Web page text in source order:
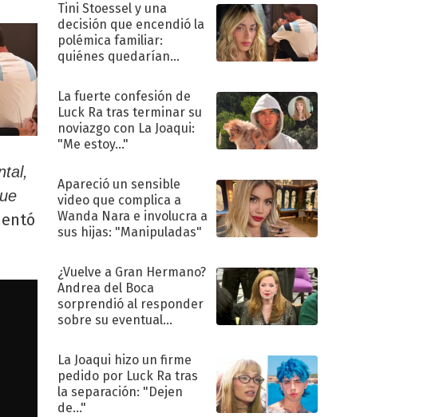
Tini Stoessel y una
decisión que encendió la
polémica familiar:
quiénes quedarían
La fuerte confesión de
Luck Ra tras terminar su
noviazgo con La Joaqui:
"Me estoy..."
Apareció un sensible
video que complica a
Wanda Nara e involucra a
sus hijas: "Manipuladas"
¿Vuelve a Gran Hermano?
Andrea del Boca
sorprendió al responder
sobre su eventual
La Joaqui hizo un firme
pedido por Luck Ra tras
la separación: "Dejen
de..."